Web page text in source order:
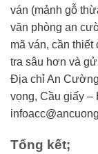
ván (mảnh gỗ
văn phòng an
mã ván, cần
tra sâu hơn và
Địa chỉ An
vọng, Cầu giấy –
Tổng kết;